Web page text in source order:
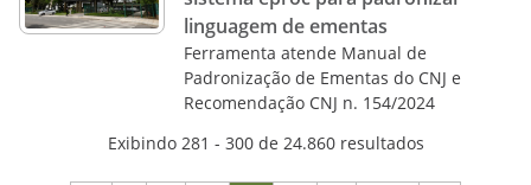
linguagem de ementas
Ferramenta atende Manual de
Padronização de Ementas do CNJ e
Recomendação CNJ n. 154/2024
Exibindo 281 - 300 de 24.860 resultados